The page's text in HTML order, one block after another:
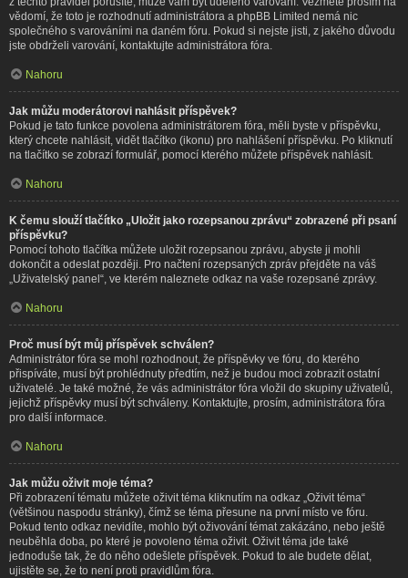
vědomí, že toto je rozhodnutí administrátora a phpBB Limited nemá nic
společného s varováními na daném fóru. Pokud si nejste jisti, z jakého důvodu
jste obdrželi varování, kontaktujte administrátora fóra.
Nahoru
Jak můžu moderátorovi nahlásit příspěvek?
Pokud je tato funkce povolena administrátorem fóra, měli byste v příspěvku,
který chcete nahlásit, vidět tlačítko (ikonu) pro nahlášení příspěvku. Po kliknutí
na tlačítko se zobrazí formulář, pomocí kterého můžete příspěvek nahlásit.
Nahoru
K čemu slouží tlačítko „Uložit jako rozepsanou zprávu“ zobrazené při psaní
příspěvku?
Pomocí tohoto tlačítka můžete uložit rozepsanou zprávu, abyste ji mohli
dokončit a odeslat později. Pro načtení rozepsaných zpráv přejděte na váš
„Uživatelský panel“, ve kterém naleznete odkaz na vaše rozepsané zprávy.
Nahoru
Proč musí být můj příspěvek schválen?
Administrátor fóra se mohl rozhodnout, že příspěvky ve fóru, do kterého
přispíváte, musí být prohlédnuty předtím, než je budou moci zobrazit ostatní
uživatelé. Je také možné, že vás administrátor fóra vložil do skupiny uživatelů,
jejichž příspěvky musí být schváleny. Kontaktujte, prosím, administrátora fóra
pro další informace.
Nahoru
Jak můžu oživit moje téma?
Při zobrazení tématu můžete oživit téma kliknutím na odkaz „Oživit téma“
(většinou naspodu stránky), čímž se téma přesune na první místo ve fóru.
Pokud tento odkaz nevidíte, mohlo být oživování témat zakázáno, nebo ještě
neuběhla doba, po které je povoleno téma oživit. Oživit téma jde také
jednoduše tak, že do něho odešlete příspěvek. Pokud to ale budete dělat,
ujistěte se, že to není proti pravidlům fóra.